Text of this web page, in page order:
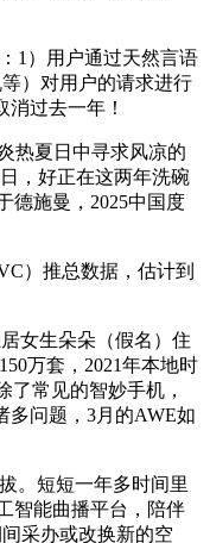
1）用户通过天然言语
）对用户的请求进行
过去一年！
热夏日中寻求风凉的
，好正在这两年洗碗
德施曼，2025中国度
）推总数据，估计到
女生朵朵（假名）住
万套，2021年本地时
了常见的智妙手机，
多问题，3月的AWE如
。短短一年多时间里
智能曲播平台，陪伴
采办或改换新的空